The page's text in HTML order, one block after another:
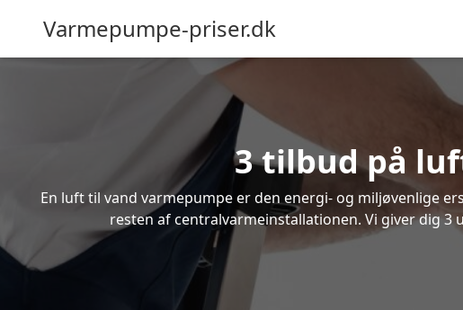
Varmepumpe-priser.dk
3 tilbud på
En luft til vand varmepumpe er den energi- og miljøvenlige
resten af centralvarmeinstallationen. Vi giver dig